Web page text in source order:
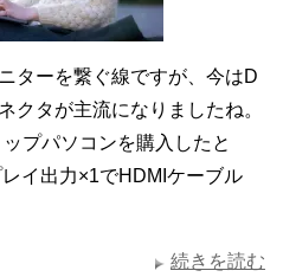
ターを繋ぐ線ですが、今はD
クタが主流になりましたね。
プパソコンを購入したと
イ出力×1でHDMIケーブル
続きを読む